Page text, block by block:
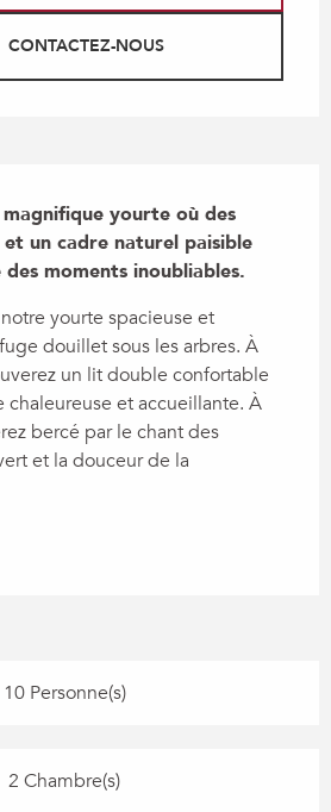
CONTACTEZ-NOUS
yourte où des
un cadre naturel paisible
moments inoubliables.
yourte spacieuse et
douillet sous les arbres. À
un lit double confortable
chaleureuse et accueillante. À
bercé par le chant des
et la douceur de la
10 Personne(s)
2 Chambre(s)